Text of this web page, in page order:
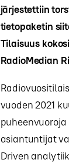
järjestettiin
tietopaketin
Tilaisuus
RadioMedian
vuoden 2021
asiantuntijat
Driven